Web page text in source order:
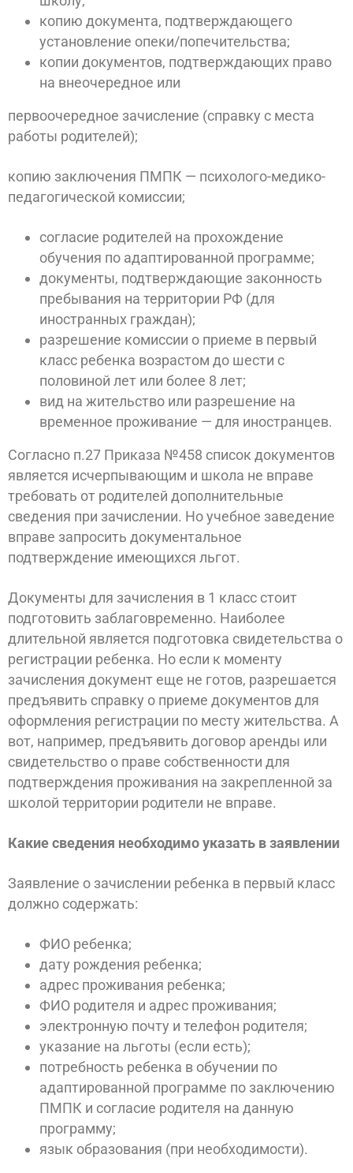
копию документа, подтверждающего
установление опеки/попечительства;
копии документов, подтверждающих право
на внеочередное или
первоочередное зачисление (справку с места
работы родителей);
копию заключения ПМПК — психолого-медико-
педагогической комиссии;
согласие родителей на прохождение
обучения по адаптированной программе;
документы, подтверждающие законность
пребывания на территории РФ (для
иностранных граждан);
разрешение комиссии о приеме в первый
класс ребенка возрастом до шести с
половиной лет или более 8 лет;
вид на жительство или разрешение на
временное проживание — для иностранцев.
Согласно п.27 Приказа №458 список документов
является исчерпывающим и школа не вправе
требовать от родителей дополнительные
сведения при зачислении. Но учебное заведение
вправе запросить документальное
подтверждение имеющихся льгот.
Документы для зачисления в 1 класс стоит
подготовить заблаговременно. Наиболее
длительной является подготовка свидетельства о
регистрации ребенка. Но если к моменту
зачисления документ еще не готов, разрешается
предъявить справку о приеме документов для
оформления регистрации по месту жительства. А
вот, например, предъявить договор аренды или
свидетельство о праве собственности для
подтверждения проживания на закрепленной за
школой территории родители не вправе.
Какие сведения необходимо указать в заявлении
Заявление о зачислении ребенка в первый класс
должно содержать:
ФИО ребенка;
дату рождения ребенка;
адрес проживания ребенка;
ФИО родителя и адрес проживания;
электронную почту и телефон родителя;
указание на льготы (если есть);
потребность ребенка в обучении по
адаптированной программе по заключению
ПМПК и согласие родителя на данную
программу;
язык образования (при необходимости).